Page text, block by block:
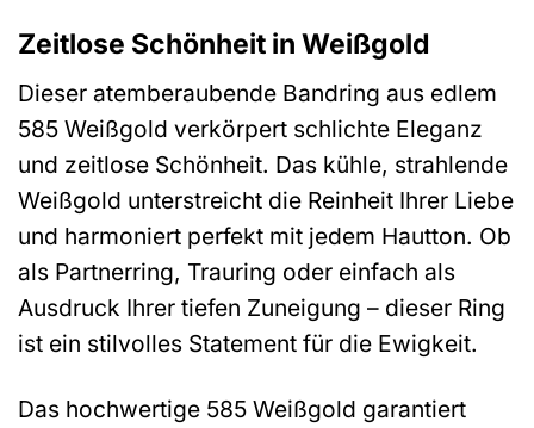
Zeitlose Schönheit in Weißgold
Dieser atemberaubende Bandring aus edlem
585 Weißgold verkörpert schlichte Eleganz
und zeitlose Schönheit. Das kühle, strahlende
Weißgold unterstreicht die Reinheit Ihrer Liebe
und harmoniert perfekt mit jedem Hautton. Ob
als Partnerring, Trauring oder einfach als
Ausdruck Ihrer tiefen Zuneigung – dieser Ring
ist ein stilvolles Statement für die Ewigkeit.
Das hochwertige 585 Weißgold garantiert